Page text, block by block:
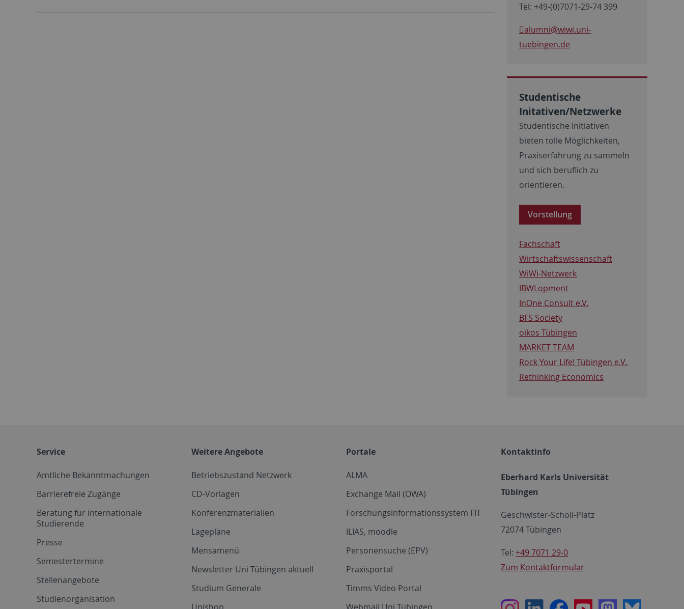
Tel: +49-(0)7071-29-74 399
alumni@wiwi.uni-
tuebingen.de
Studentische
Initativen/Netzwerke
Studentische Initiativen
bieten tolle Möglichkeiten,
Praxiserfahrung zu sammeln
und sich beruflich zu
orientieren.
Vorstellung
Fachschaft
Wirtschaftswissenschaft
WiWi-Netzwerk
IBWLopment
InOne Consult e.V.
BFS Society
oikos Tübingen
MARKET TEAM
Rock Your Life! Tübingen e.V.
Rethinking Economics
Service
Amtliche Bekanntmachungen
Barrierefreie Zugänge
Beratung für internationale
Studierende
Presse
Semestertermine
Stellenangebote
Studienorganisation
Weitere Angebote
Betriebszustand Netzwerk
CD-Vorlagen
Konferenzmaterialien
Lagepläne
Mensamenü
Newsletter Uni Tübingen aktuell
Studium Generale
Unishop
Portale
ALMA
Exchange Mail (OWA)
Forschungsinformationssystem FIT
ILIAS, moodle
Personensuche (EPV)
Praxisportal
Timms Video Portal
Webmail Uni Tübingen
Kontaktinfo
Eberhard Karls Universität
Tübingen
Geschwister-Scholl-Platz
72074 Tübingen
Tel: +49 7071 29-0
Zum Kontaktformular
InstagramLinkedInFacebookYoutubeMastodon
Bluesky